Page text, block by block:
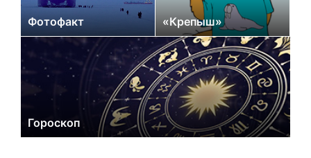
Фотофакт «Крепыш»
Гороскоп